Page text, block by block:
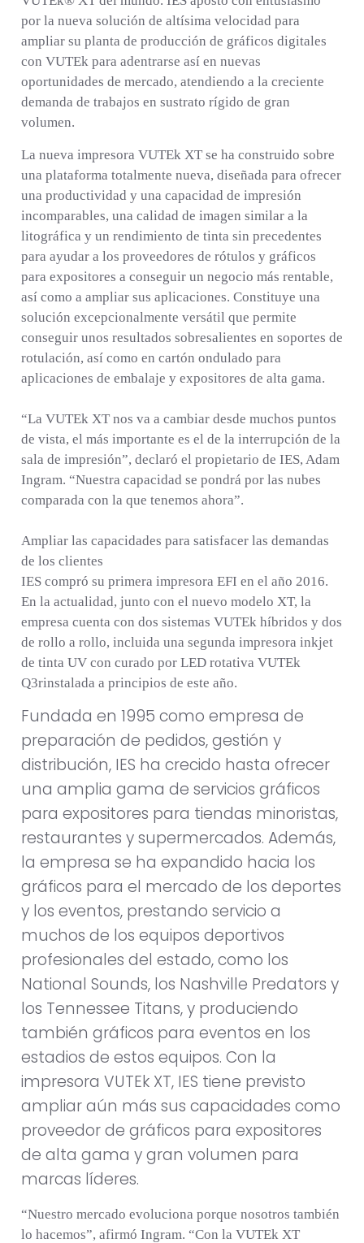
por la nueva solución de altísima velocidad para
ampliar su planta de producción de gráficos digitales
con VUTEk para adentrarse así en nuevas
oportunidades de mercado, atendiendo a la creciente
demanda de trabajos en sustrato rígido de gran
volumen.
La nueva impresora VUTEk XT se ha construido sobre
una plataforma totalmente nueva, diseñada para ofrecer
una productividad y una capacidad de impresión
incomparables, una calidad de imagen similar a la
litográfica y un rendimiento de tinta sin precedentes
para ayudar a los proveedores de rótulos y gráficos
para expositores a conseguir un negocio más rentable,
así como a ampliar sus aplicaciones. Constituye una
solución excepcionalmente versátil que permite
conseguir unos resultados sobresalientes en soportes de
rotulación, así como en cartón ondulado para
aplicaciones de embalaje y expositores de alta gama.
“La VUTEk XT nos va a cambiar desde muchos puntos
de vista, el más importante es el de la interrupción de la
sala de impresión”, declaró el propietario de IES, Adam
Ingram. “Nuestra capacidad se pondrá por las nubes
comparada con la que tenemos ahora”.
Ampliar las capacidades para satisfacer las demandas
de los clientes
IES compró su primera impresora EFI en el año 2016.
En la actualidad, junto con el nuevo modelo XT, la
empresa cuenta con dos sistemas VUTEk híbridos y dos
de rollo a rollo, incluida una segunda impresora inkjet
de tinta UV con curado por LED rotativa VUTEk
Q3rinstalada a principios de este año.
Fundada en 1995 como empresa de
preparación de pedidos, gestión y
distribución, IES ha crecido hasta ofrecer
una amplia gama de servicios gráficos
para expositores para tiendas minoristas,
restaurantes y supermercados. Además,
la empresa se ha expandido hacia los
gráficos para el mercado de los deportes
y los eventos, prestando servicio a
muchos de los equipos deportivos
profesionales del estado, como los
National Sounds, los Nashville Predators y
los Tennessee Titans, y produciendo
también gráficos para eventos en los
estadios de estos equipos. Con la
impresora VUTEk XT, IES tiene previsto
ampliar aún más sus capacidades como
proveedor de gráficos para expositores
de alta gama y gran volumen para
marcas líderes.
“Nuestro mercado evoluciona porque nosotros también
lo hacemos”, afirmó Ingram. “Con la VUTEk XT